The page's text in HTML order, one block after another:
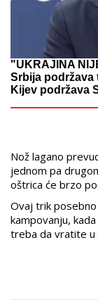
"UKRAJINA
Srbija podržava
Kijev podržava
Nož lagano
jednom pa
oštrica će brzo
Ovaj trik
kampovanju,
treba da vratite u